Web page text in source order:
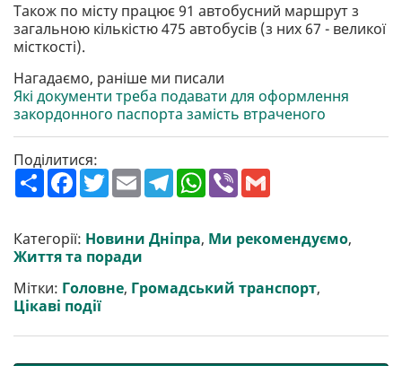
Також по місту працює 91 автобусний маршрут з
загальною кількістю 475 автобусів (з них 67 - великої
місткості).
Нагадаємо, раніше ми писали
Які документи треба подавати для оформлення
закордонного паспорта замість втраченого
Поділитися:
П
о
р
и
т
F
a
b
o
o
T
w
t
e
r
E
m
l
T
e
g
r
W
h
s
A
V
r l
Категорії: Новини Дніпра, Ми рекомендуємо,
Життя та поради
Мітки: Головне, Громадський транспорт,
Цікаві події